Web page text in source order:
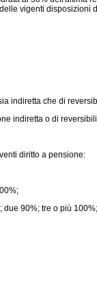
vigenti
indiretta che di
indiretta o di
diritto a pensione:
90%; tre o più 100%;